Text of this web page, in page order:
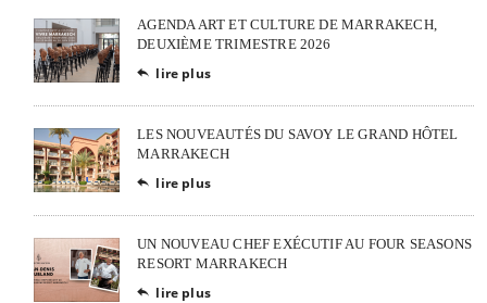
AGENDA ART ET CULTURE DE MARRAKECH,
DEUXIÈME TRIMESTRE 2026
 lire plus
LES NOUVEAUTÉS DU SAVOY LE GRAND HÔTEL
MARRAKECH
 lire plus
UN NOUVEAU CHEF EXÉCUTIF AU FOUR SEASONS
RESORT MARRAKECH
 lire plus